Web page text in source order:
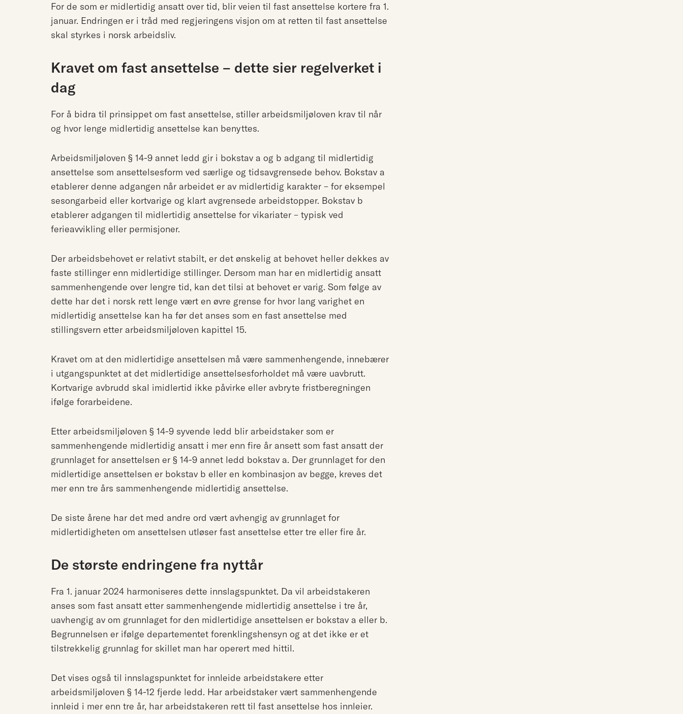
For de som er midlertidig ansatt over tid, blir veien til fast ansettelse kortere fra 1.
januar. Endringen er i tråd med regjeringens visjon om at retten til fast ansettelse
skal styrkes i norsk arbeidsliv.
Kravet om fast ansettelse – dette sier regelverket i
dag
For å bidra til prinsippet om fast ansettelse, stiller arbeidsmiljøloven krav til når
og hvor lenge midlertidig ansettelse kan benyttes.
Arbeidsmiljøloven § 14-9 annet ledd gir i bokstav a og b adgang til midlertidig
ansettelse som ansettelsesform ved særlige og tidsavgrensede behov. Bokstav a
etablerer denne adgangen når arbeidet er av midlertidig karakter – for eksempel
sesongarbeid eller kortvarige og klart avgrensede arbeidstopper. Bokstav b
etablerer adgangen til midlertidig ansettelse for vikariater – typisk ved
ferieavvikling eller permisjoner.
Der arbeidsbehovet er relativt stabilt, er det ønskelig at behovet heller dekkes av
faste stillinger enn midlertidige stillinger. Dersom man har en midlertidig ansatt
sammenhengende over lengre tid, kan det tilsi at behovet er varig. Som følge av
dette har det i norsk rett lenge vært en øvre grense for hvor lang varighet en
midlertidig ansettelse kan ha før det anses som en fast ansettelse med
stillingsvern etter arbeidsmiljøloven kapittel 15.
Kravet om at den midlertidige ansettelsen må være sammenhengende, innebærer
i utgangspunktet at det midlertidige ansettelsesforholdet må være uavbrutt.
Kortvarige avbrudd skal imidlertid ikke påvirke eller avbryte fristberegningen
ifølge forarbeidene.
Etter arbeidsmiljøloven § 14-9 syvende ledd blir arbeidstaker som er
sammenhengende midlertidig ansatt i mer enn fire år ansett som fast ansatt der
grunnlaget for ansettelsen er § 14-9 annet ledd bokstav a. Der grunnlaget for den
midlertidige ansettelsen er bokstav b eller en kombinasjon av begge, kreves det
mer enn tre års sammenhengende midlertidig ansettelse.
De siste årene har det med andre ord vært avhengig av grunnlaget for
midlertidigheten om ansettelsen utløser fast ansettelse etter tre eller fire år.
De største endringene fra nyttår
Fra 1. januar 2024 harmoniseres dette innslagspunktet. Da vil arbeidstakeren
anses som fast ansatt etter sammenhengende midlertidig ansettelse i tre år,
uavhengig av om grunnlaget for den midlertidige ansettelsen er bokstav a eller b.
Begrunnelsen er ifølge departementet forenklingshensyn og at det ikke er et
tilstrekkelig grunnlag for skillet man har operert med hittil.
Det vises også til innslagspunktet for innleide arbeidstakere etter
arbeidsmiljøloven § 14-12 fjerde ledd. Har arbeidstaker vært sammenhengende
innleid i mer enn tre år, har arbeidstakeren rett til fast ansettelse hos innleier.